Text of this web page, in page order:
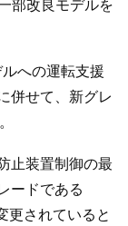
部改良モデルを
への運転支援
併せて、新グレ
止装置制御の最
ードである
更されていると